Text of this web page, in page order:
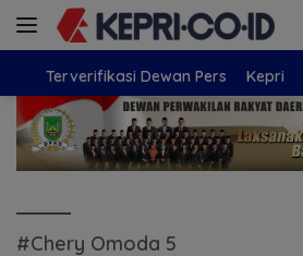
Langsung
Terverifikasi Dewan Pers Kepri
#Chery Omoda 5